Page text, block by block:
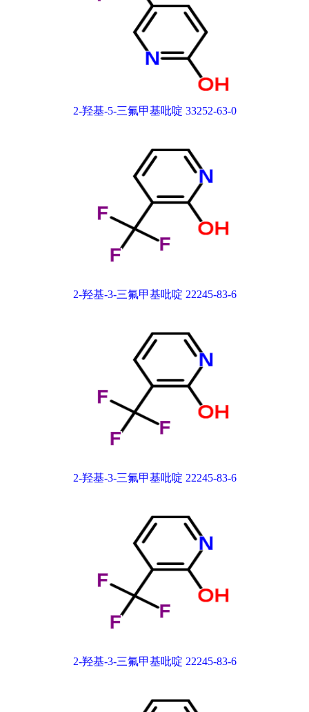
2-羟基-5-三氟甲基吡啶 33252-63-0
2-羟基-3-三氟甲基吡啶 22245-83-6
2-羟基-3-三氟甲基吡啶 22245-83-6
2-羟基-3-三氟甲基吡啶 22245-83-6